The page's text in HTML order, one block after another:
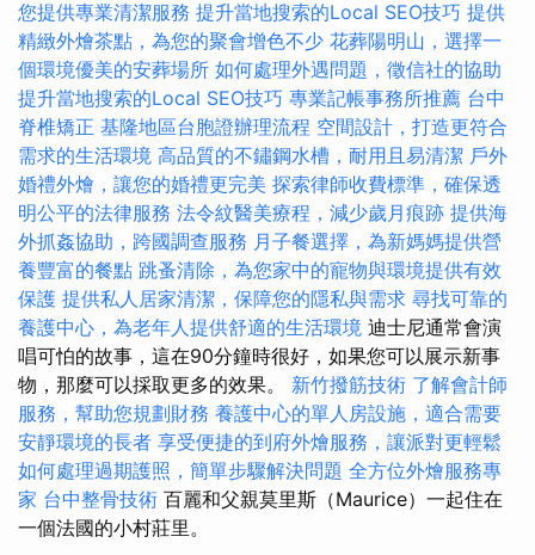
您提供專業清潔服務 提升當地搜索的Local SEO技巧 提供
精緻外燴茶點，為您的聚會增色不少 花葬陽明山，選擇一
個環境優美的安葬場所 如何處理外遇問題，徵信社的協助
提升當地搜索的Local SEO技巧 專業記帳事務所推薦 台中
脊椎矯正 基隆地區台胞證辦理流程 空間設計，打造更符合
需求的生活環境 高品質的不鏽鋼水槽，耐用且易清潔 戶外
婚禮外燴，讓您的婚禮更完美 探索律師收費標準，確保透
明公平的法律服務 法令紋醫美療程，減少歲月痕跡 提供海
外抓姦協助，跨國調查服務 月子餐選擇，為新媽媽提供營
養豐富的餐點 跳蚤清除，為您家中的寵物與環境提供有效
保護 提供私人居家清潔，保障您的隱私與需求 尋找可靠的
養護中心，為老年人提供舒適的生活環境 迪士尼通常會演
唱可怕的故事，這在90分鐘時很好，如果您可以展示新事
物，那麼可以採取更多的效果。 新竹撥筋技術 了解會計師
服務，幫助您規劃財務 養護中心的單人房設施，適合需要
安靜環境的長者 享受便捷的到府外燴服務，讓派對更輕鬆
如何處理過期護照，簡單步驟解決問題 全方位外燴服務專
家 台中整骨技術 百麗和父親莫里斯（Maurice）一起住在
一個法國的小村莊里。